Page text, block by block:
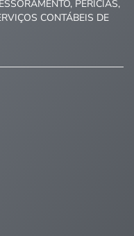
PERÍCIAS,
CONTÁBEIS DE